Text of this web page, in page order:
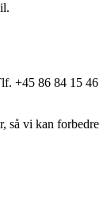
+45 86 84 15 46
så vi kan forbedre